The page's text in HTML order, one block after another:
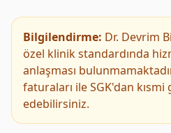
Bilgilendirme: Dr. Devrim
özel klinik standardında
anlaşması
faturaları ile SGK'dan
edebilirsiniz.